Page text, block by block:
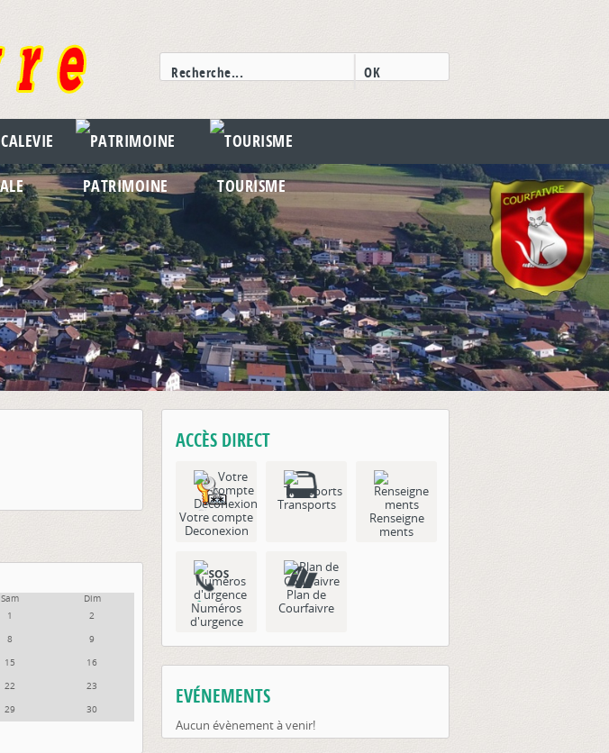
VIE
PATRIMOINE TOURISME
Sam
Dim
1
2
8
9
15
16
22
23
29
30
ACCÈS DIRECT
Votre compte
Deconexion
Transports
Renseigne
ments
Numéros
d'urgence
Plan de
Courfaivre
EVÉNEMENTS
Aucun évènement à venir!